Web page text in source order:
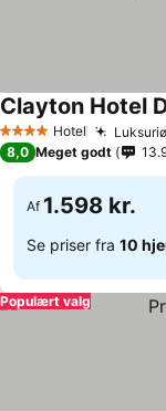
4 StjernerHotel
Clayton Hotel
8,0 Meget godt
Af 1.598 kr.
Se priser fra 10
Populært valg